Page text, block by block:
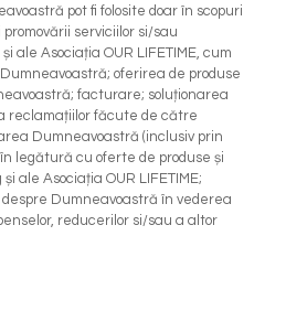
pot fi folosite doar în scopuri
serviciilor si/sau
ale Asociația OUR LIFETIME, cum
oferirea de produse
facturare; soluționarea
reclamațiilor făcute de către
Dumneavoastră (inclusiv prin
legătură cu oferte de produse și
ale Asociația OUR LIFETIME;
Dumneavoastră în vederea
reducerilor si/sau a altor